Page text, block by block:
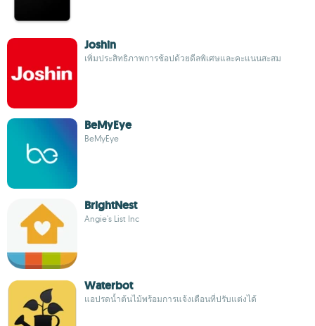
Joshin
เพิ่มประสิทธิภาพการช้อปด้วยดีลพิเศษและคะแนนสะสม
BeMyEye
BeMyEye
BrightNest
Angie's List Inc
Waterbot
แอปรดน้ำต้นไม้พร้อมการแจ้งเตือนที่ปรับแต่งได้